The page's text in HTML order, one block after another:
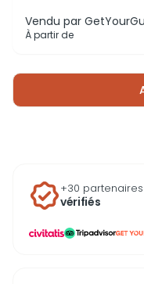
Vendu par
À partir de
+30 partenaires
vérifiés